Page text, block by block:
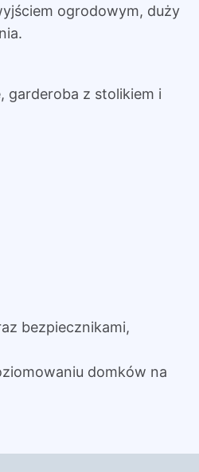
ogrodowym, duży
garderoba z stolikiem i
bezpiecznikami,
domków na